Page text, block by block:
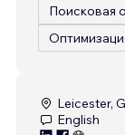
Поисковая
Leicester,
English